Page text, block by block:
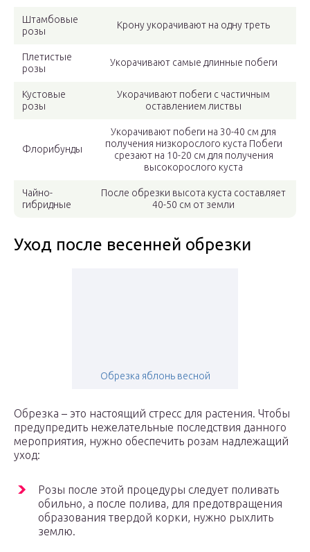
Штамбовые
розы
Крону укорачивают на одну треть
Плетистые
розы
Укорачивают самые длинные побеги
Кустовые
розы
Укорачивают побеги с частичным
оставлением листвы
Флорибунды
Укорачивают побеги на 30-40 см для
получения низкорослого куста Побеги
срезают на 10-20 см для получения
высокорослого куста
Чайно-
гибридные
После обрезки высота куста составляет
40-50 см от земли
Уход после весенней обрезки
Обрезка яблонь весной
Обрезка – это настоящий стресс для растения. Чтобы
предупредить нежелательные последствия данного
мероприятия, нужно обеспечить розам надлежащий
уход:
Розы после этой процедуры следует поливать
обильно, а после полива, для предотвращения
образования твердой корки, нужно рыхлить
землю.